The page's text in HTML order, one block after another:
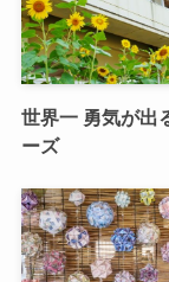
世界一 勇気が出
ーズ